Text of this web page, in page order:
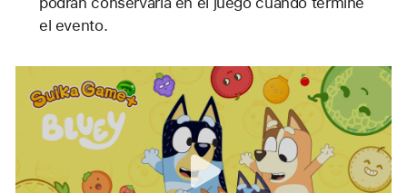
el evento.